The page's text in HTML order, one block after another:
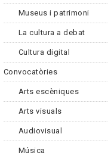
Museus i patrimoni
La cultura a debat
Cultura digital
Convocatòries
Arts escèniques
Arts visuals
Audiovisual
Música